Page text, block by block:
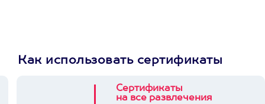
Как использовать сертификаты
Сертификаты
на все развлечения